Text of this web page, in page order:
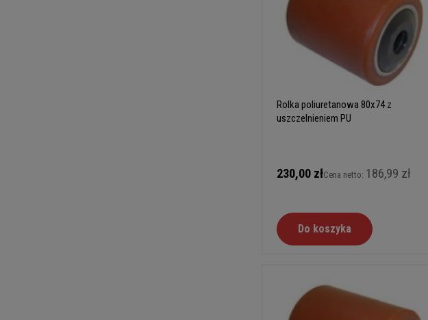
Rolka poliuretanowa 80x74 z
uszczelnieniem PU
230,00 złCena netto: 186,99 zł
Do koszyka